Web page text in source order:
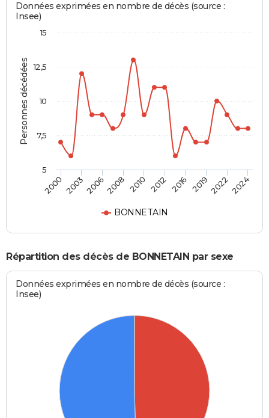
Personnes décédées
Données exprimées en nombre de décès (source :
Insee)
BONNETAIN
2000 200320062008 2010 2012 2016 201920222024
10
5
7,5
12,5
15
Répartition des décès de BONNETAIN par sexe
Données exprimées en nombre de décès (source :
Insee)